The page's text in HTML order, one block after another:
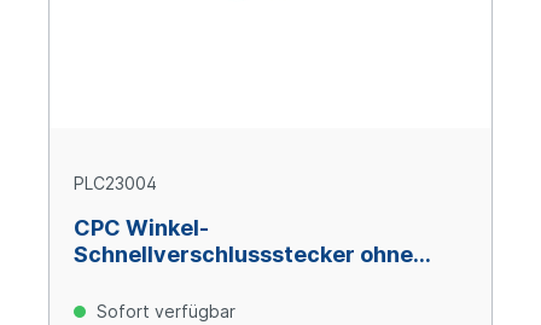
PLC23004
CPC Winkel-
Schnellverschlussstecker ohne
Sofort verfügbar